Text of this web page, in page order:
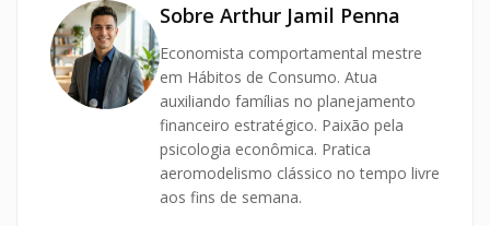
Sobre Arthur Jamil Penna
Economista comportamental mestre
em Hábitos de Consumo. Atua
auxiliando famílias no planejamento
financeiro estratégico. Paixão pela
psicologia econômica. Pratica
aeromodelismo clássico no tempo livre
aos fins de semana.